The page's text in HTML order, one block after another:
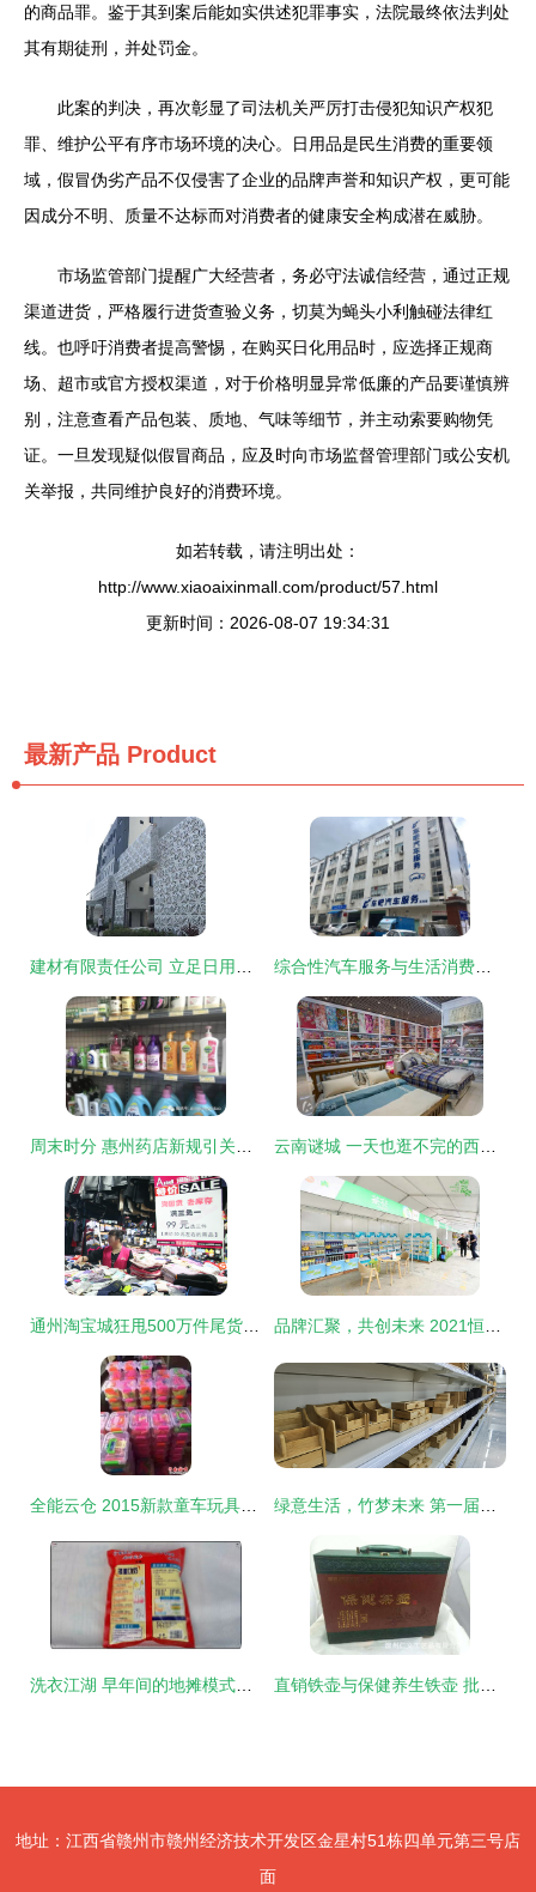
的商品罪。鉴于其到案后能如实供述犯罪事实，法院最终依法判处
其有期徒刑，并处罚金。
此案的判决，再次彰显了司法机关严厉打击侵犯知识产权犯
罪、维护公平有序市场环境的决心。日用品是民生消费的重要领
域，假冒伪劣产品不仅侵害了企业的品牌声誉和知识产权，更可能
因成分不明、质量不达标而对消费者的健康安全构成潜在威胁。
市场监管部门提醒广大经营者，务必守法诚信经营，通过正规
渠道进货，严格履行进货查验义务，切莫为蝇头小利触碰法律红
线。也呼吁消费者提高警惕，在购买日化用品时，应选择正规商
场、超市或官方授权渠道，对于价格明显异常低廉的产品要谨慎辨
别，注意查看产品包装、质地、气味等细节，并主动索要购物凭
证。一旦发现疑似假冒商品，应及时向市场监督管理部门或公安机
关举报，共同维护良好的消费环境。
如若转载，请注明出处：
http://www.xiaoaixinmall.com/product/57.html
更新时间：2026-08-07 19:34:31
最新产品 Product
地址：江西省赣州市赣州经济技术开发区金星村51栋四单元第三号店
面